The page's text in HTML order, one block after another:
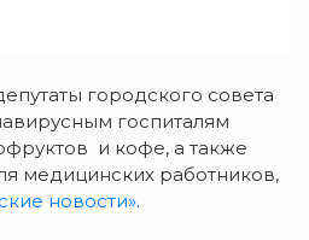
городского совета
госпиталям
и кофе, а также
медицинских работников,
новости».